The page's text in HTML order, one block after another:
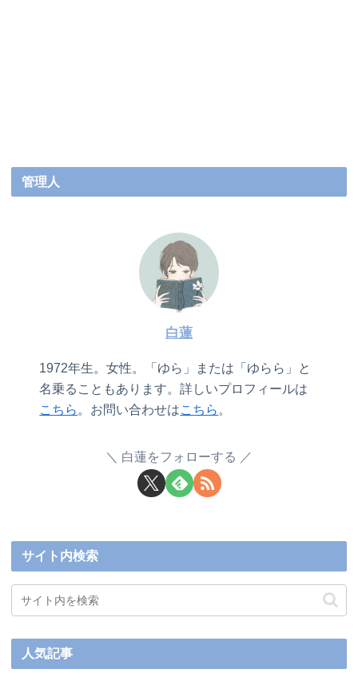
管理人
白蓮
1972年生。女性。「ゆら」または「ゆらら」と
名乗ることもあります。詳しいプロフィールは
こちら。お問い合わせはこちら。
白蓮をフォローする
サイト内検索
人気記事